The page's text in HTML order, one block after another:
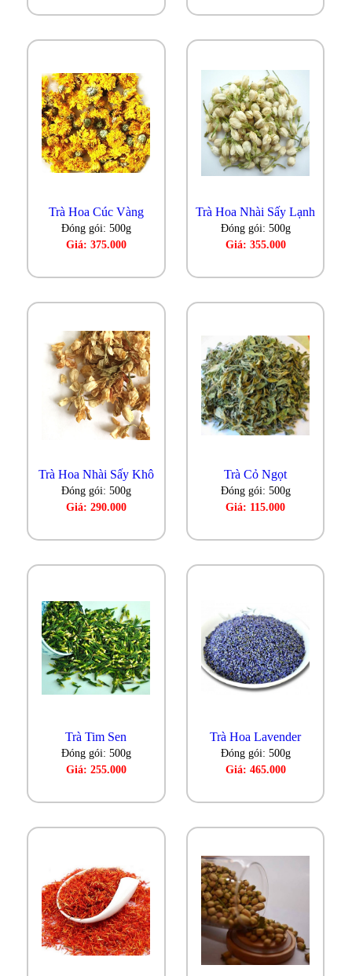
Trà Hoa Cúc Vàng
Đóng gói: 500g
Giá: 375.000
Trà Hoa Nhài Sấy Lạnh
Đóng gói: 500g
Giá: 355.000
Trà Hoa Nhài Sấy Khô
Đóng gói: 500g
Giá: 290.000
Trà Cỏ Ngọt
Đóng gói: 500g
Giá: 115.000
Trà Tim Sen
Đóng gói: 500g
Giá: 255.000
Trà Hoa Lavender
Đóng gói: 500g
Giá: 465.000